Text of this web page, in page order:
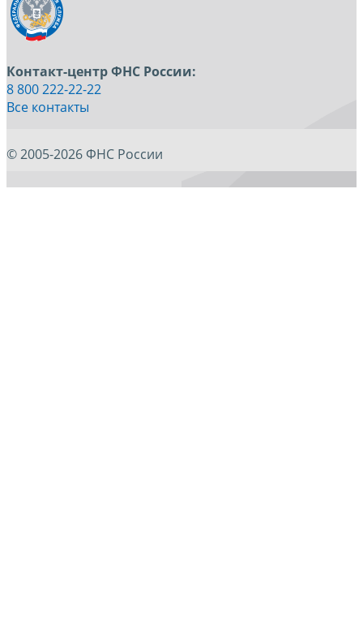
Контакт-центр ФНС России:
8 800 222-22-22
Все контакты
© 2005-2026 ФНС России